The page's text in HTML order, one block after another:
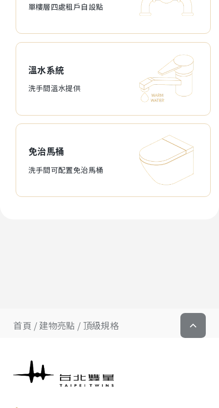
單樓層四處租戶自設點
溫水系統
洗手間溫水提供
免治馬桶
洗手間可配置免治馬桶
首頁 建物亮點 頂級規格